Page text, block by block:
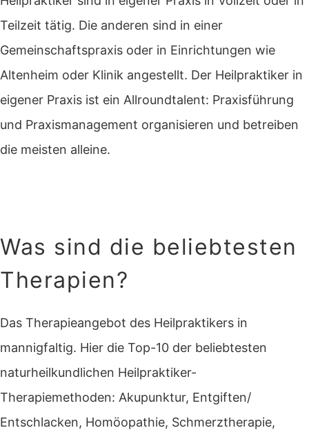
Teilzeit tätig. Die anderen sind in einer
Gemeinschaftspraxis oder in Einrichtungen wie
Altenheim oder Klinik angestellt. Der Heilpraktiker in
eigener Praxis ist ein Allroundtalent: Praxisführung
und Praxismanagement organisieren und betreiben
die meisten alleine.
Was sind die beliebtesten
Therapien?
Das Therapieangebot des Heilpraktikers in
mannigfaltig. Hier die Top-10 der beliebtesten
naturheilkundlichen Heilpraktiker-
Therapiemethoden: Akupunktur, Entgiften/
Entschlacken, Homöopathie, Schmerztherapie,